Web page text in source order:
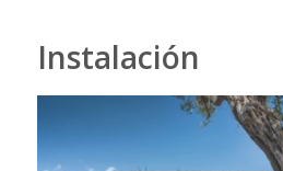
Instalación